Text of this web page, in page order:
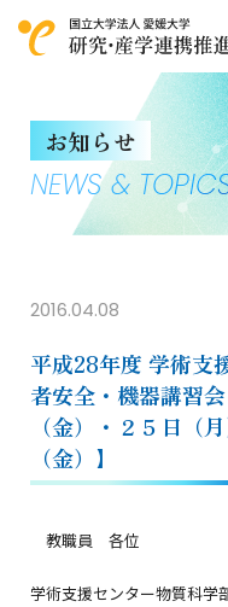
お知らせ
NEWS &
2016.04.08
平成28年度 学術支
者安全・機器講習
（金）・２５日（
（金）】
教職員 各位
学術支援センター物質科学